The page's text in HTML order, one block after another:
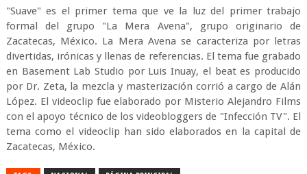
"Suave" es el primer tema que ve la luz del primer trabajo
formal del grupo "La Mera Avena", grupo originario de
Zacatecas, México. La Mera Avena se caracteriza por letras
divertidas, irónicas y llenas de referencias. El tema fue grabado
en Basement Lab Studio por Luis Inuay, el beat es producido
por Dr. Zeta, la mezcla y masterización corrió a cargo de Alán
López. El videoclip fue elaborado por Misterio Alejandro Films
con el apoyo técnico de los videobloggers de "Infección TV". El
tema como el videoclip han sido elaborados en la capital de
Zacatecas, México.